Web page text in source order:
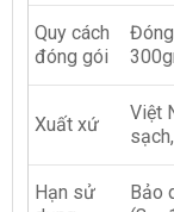
Quy cách
đóng gói
Xuất xứ
Việt
Hạn sử
Bảo